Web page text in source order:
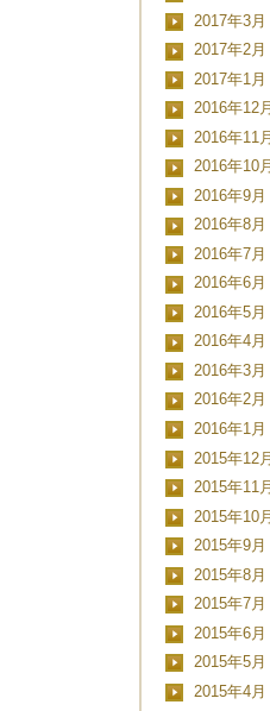
2017年3月
2017年2月
2017年1月
2016年12月
2016年11月
2016年10月
2016年9月
2016年8月
2016年7月
2016年6月
2016年5月
2016年4月
2016年3月
2016年2月
2016年1月
2015年12
2015年11月
2015年10
2015年9月
2015年8月
2015年7月
2015年6月
2015年5月
2015年4月